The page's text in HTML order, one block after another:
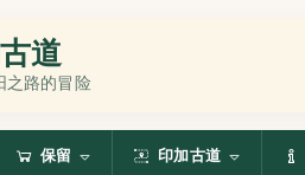
道
之路的冒险
保留 印加古道